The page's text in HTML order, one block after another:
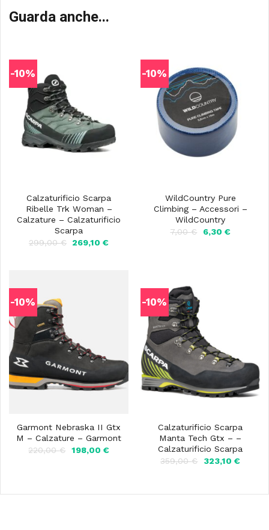
Guarda anche...
-10%
Calzaturificio Scarpa
Ribelle Trk Woman –
Calzature – Calzaturificio
Scarpa
299,00€
Il
269,10€Il
-10%
WildCountry Pure
Climbing – Accessori –
WildCountry
7,00€
Il
6,30 €Il
-10%
Garmont Nebraska II Gtx
M – Calzature – Garmont
220,00€
Il
198,00 €Il
-10%
Calzaturificio Scarpa
Manta Tech Gtx – –
Calzaturificio Scarpa
359,00€
Il
359,00 €.
323,10 €Il
323,10